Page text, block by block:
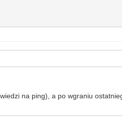
na ping), a po wgraniu